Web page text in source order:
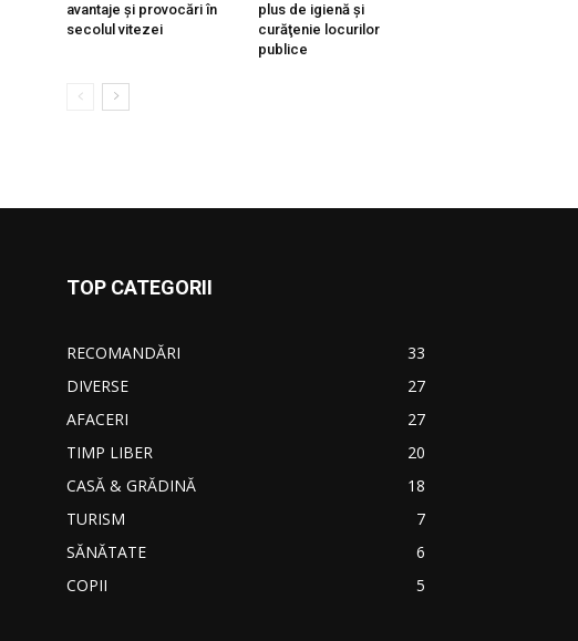
avantaje și provocări în
secolul vitezei
plus de igienă şi
curăţenie locurilor
publice
TOP CATEGORII
RECOMANDĂRI
33
DIVERSE
27
AFACERI
27
TIMP LIBER
20
CASĂ & GRĂDINĂ
18
TURISM
7
SĂNĂTATE
6
COPII
5